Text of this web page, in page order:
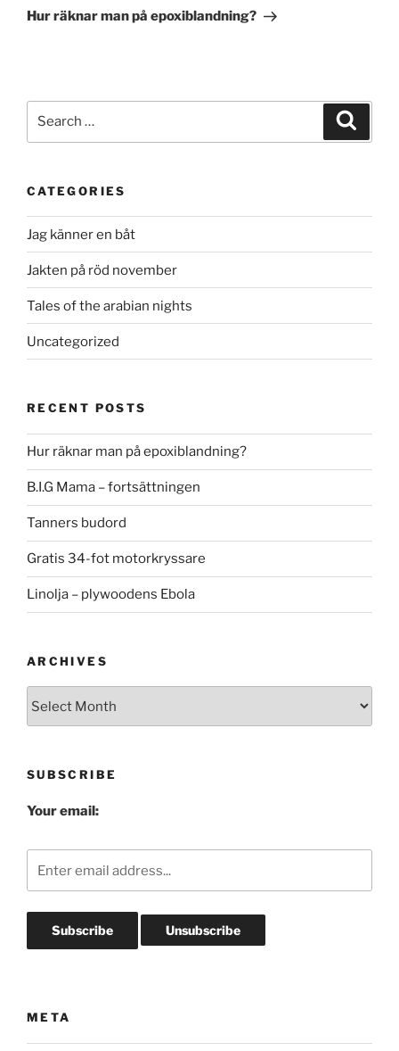
Post
Hur räknar man på epoxiblandning?
CATEGORIES
Jag känner en båt
Jakten på röd november
Tales of the arabian nights
Uncategorized
RECENT POSTS
Hur räknar man på epoxiblandning?
B.I.G Mama – fortsättningen
Tanners budord
Gratis 34-fot motorkryssare
Linolja – plywoodens Ebola
ARCHIVES
SUBSCRIBE
Your email:
META